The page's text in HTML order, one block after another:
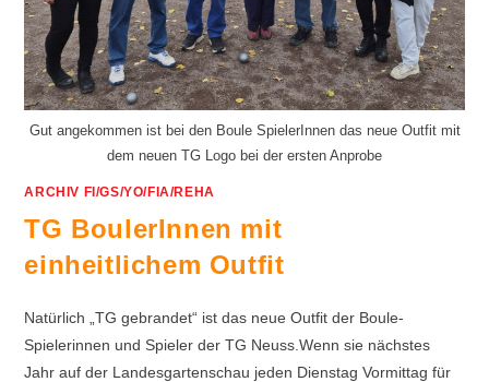
Gut angekommen ist bei den Boule SpielerInnen das neue Outfit mit
dem neuen TG Logo bei der ersten Anprobe
ARCHIV FI/GS/YO/FIA/REHA
TG BoulerInnen mit
einheitlichem Outfit
Natürlich „TG gebrandet“ ist das neue Outfit der Boule-
Spielerinnen und Spieler der TG Neuss.Wenn sie nächstes
Jahr auf der Landesgartenschau jeden Dienstag Vormittag für